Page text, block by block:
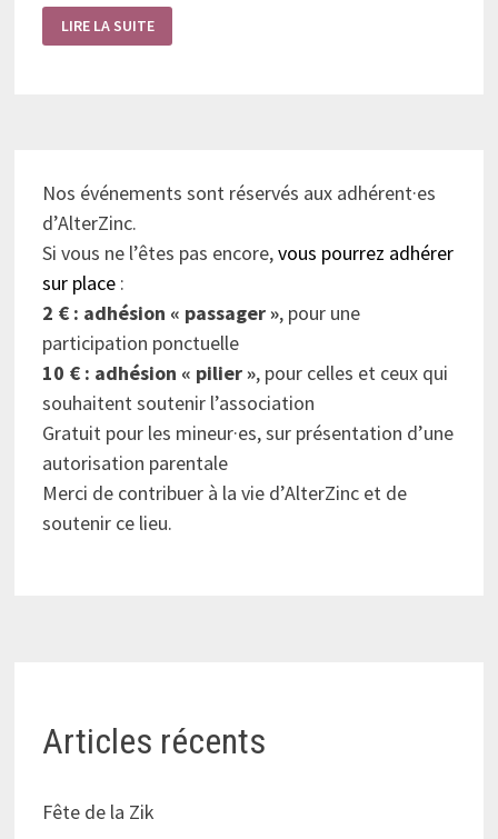
DE
MÉLO
LIRE LA SUITE
Nos événements sont réservés aux adhérent·es
d’AlterZinc.
Si vous ne l’êtes pas encore,vous pourrez adhérer
sur place:
2 € : adhésion « passager », pour une
participation ponctuelle
10 € : adhésion « pilier », pour celles et ceux qui
souhaitent soutenir l’association
Gratuit pour les mineur·es, sur présentation d’une
autorisation parentale
Merci de contribuer à la vie d’AlterZinc et de
soutenir ce lieu.
Articles récents
Fête de la Zik